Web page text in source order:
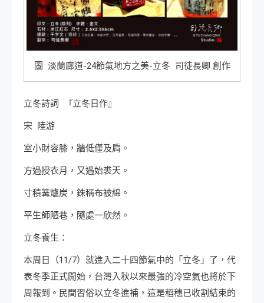
圖 淡蘭廊道-24節氣地方之美-立冬 司徒長卿 創作
立冬詩詞 『立冬日作』
宋 陸游
室小財容膝，牆低僅及肩。
方過授衣月，又遇始裘天。
寸積篝爐炭，銖稱布被綿。
平生師陋巷，隨處一欣然。
立冬養生：
本周日（11/7）就進入二十四節氣中的「立冬」了，代
表冬季正式開始，台灣入秋以來最強的冷空氣也將於下
周報到。民間習俗以立冬進補，這是稻穗已收割結束的